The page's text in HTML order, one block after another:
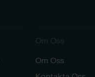
Om Oss
Om Oss